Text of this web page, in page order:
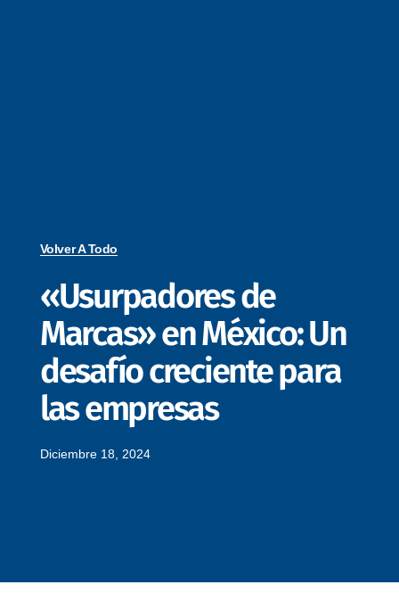
Volver A Todo
«Usurpadores de
Marcas» en México: Un
desafío creciente para
las empresas
Diciembre 18, 2024